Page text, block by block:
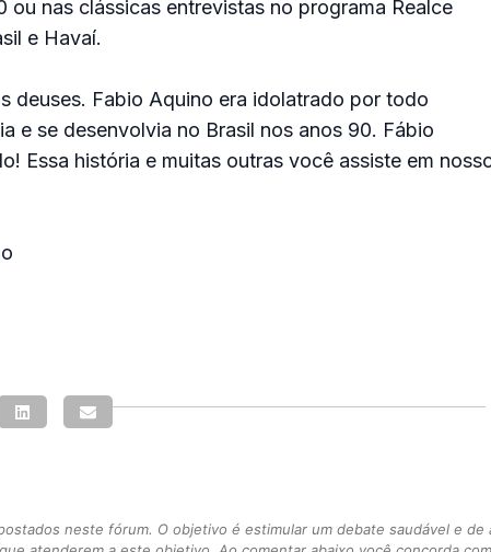
nas clássicas entrevistas no programa Realce
e Havaí.
deuses. Fabio Aquino era idolatrado por todo
e se desenvolvia no Brasil nos anos 90. Fábio
Essa história e muitas outras você assiste em
neste fórum. O objetivo é estimular um debate saudável e